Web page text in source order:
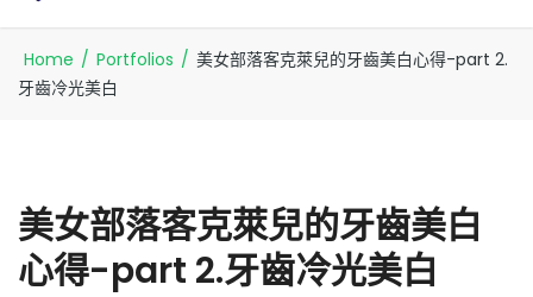
Home / Portfolios / 美女部落客克萊兒的牙齒美白心得-part 2.
牙齒冷光美白
美女部落客克萊兒的牙齒美白
心得-part 2.牙齒冷光美白